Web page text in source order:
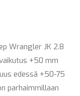
Wrangler JK 2.8
+50 mm
edessä +50-75
parhaimmillaan